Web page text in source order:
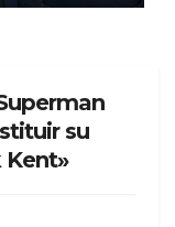
su
Kent»